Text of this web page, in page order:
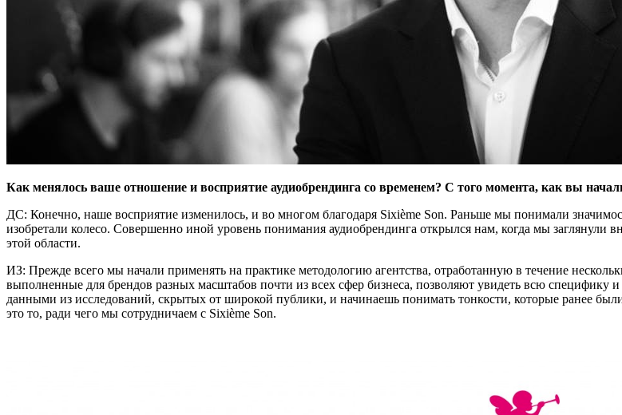
Как менялось ваше отношение и восприятие аудиобрендинга со временем? С того момента, как вы
ДС: Конечно, наше восприятие изменилось, и во многом благодаря Sixième Son. Раньше мы понимали
изобретали колесо. Совершенно иной уровень понимания аудиобрендинга открылся нам, когда мы заглянули
этой области.
ИЗ: Прежде всего мы начали применять на практике методологию агентства, отработанную в течение
выполненные для брендов разных масштабов почти из всех сфер бизнеса, позволяют увидеть всю специфику
данными из исследований, скрытых от широкой публики, и начинаешь понимать тонкости, которые ранее
это то, ради чего мы сотрудничаем с Sixième Son.